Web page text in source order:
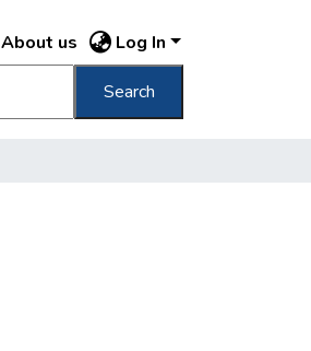
About us Log In
Search